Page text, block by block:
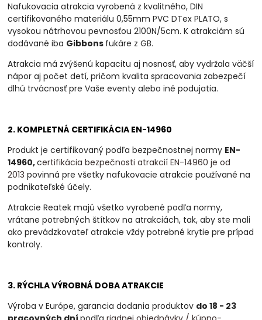
Nafukovacia atrakcia vyrobená z kvalitného, DIN
certifikovaného materiálu 0,55mm PVC DTex PLATO, s
vysokou nátrhovou pevnosťou 2100N/5cm. K atrakciám sú
dodávané iba Gibbons fukáre z GB.
Atrakcia má zvýšenú kapacitu aj nosnosť, aby vydržala väčší
nápor aj počet detí, pričom kvalita spracovania zabezpečí
dlhú trvácnosť pre Vaše eventy alebo iné podujatia.
2. KOMPLETNÁ CERTIFIKÁCIA EN-14960
Produkt je certifikovaný podľa bezpečnostnej normy EN-
14960,certifikácia bezpečnosti atrakcií EN-14960 je od
2013povinnápre všetky nafukovacie atrakcie používané na
podnikateľské účely.
Atrakcie Reatek majú všetko vyrobené podľa normy,
vrátane potrebných štítkov na atrakciách, tak, aby ste mali
ako prevádzkovateľ atrakcie vždy potrebné krytie pre prípad
kontroly.
3. RÝCHLA VÝROBNÁ DOBA ATRAKCIE
Výroba v Európe, garancia dodania produktov do 18 - 23